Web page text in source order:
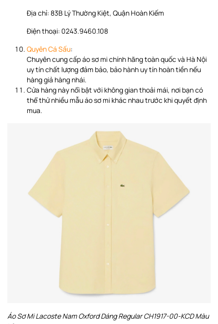
Địa chỉ: 83B Lý Thường Kiệt, Quận Hoàn Kiếm
Điện thoại: 0243.9460.108
Quyên Cá Sấu:
Chuyên cung cấp áo sơ mi chính hãng toàn quốc và Hà Nội
uy tín chất lượng đảm bảo, bảo hành uy tín hoàn tiền nếu
hàng giả hàng nhái.
Cửa hàng này nổi bật với không gian thoải mái, nơi bạn có
thể thử nhiều mẫu áo sơ mi khác nhau trước khi quyết định
mua.
Áo Sơ Mi Lacoste Nam Oxford Dáng Regular CH1917-00-KCD Màu